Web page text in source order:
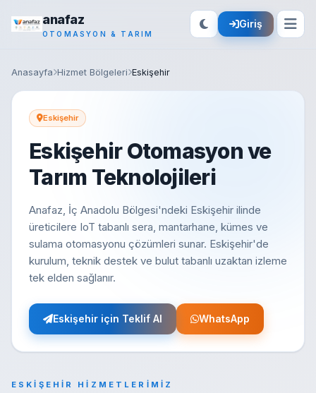
anafaz
OTOMASYON & TARIM
Giriş
Anasayfa Hizmet Bölgeleri Eskişehir
Eskişehir
Eskişehir Otomasyon ve
Tarım Teknolojileri
Anafaz, İç Anadolu Bölgesi'ndeki Eskişehir ilinde
üreticilere IoT tabanlı sera, mantarhane, kümes ve
sulama otomasyonu çözümleri sunar. Eskişehir'de
kurulum, teknik destek ve bulut tabanlı uzaktan izleme
tek elden sağlanır.
Eskişehir için Teklif Al WhatsApp
ESKIŞEHIR HIZMETLERIMIZ